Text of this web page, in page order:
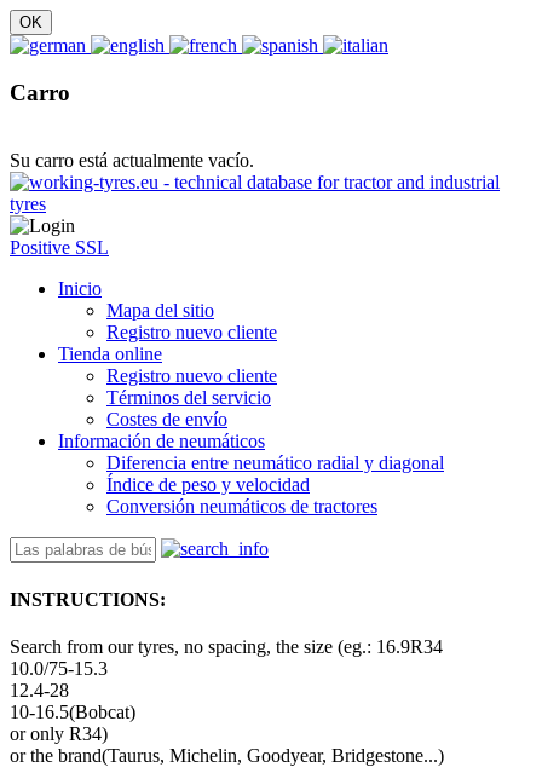
Carro
Su carro está actualmente vacío.
Positive SSL
Inicio
Mapa del sitio
Registro nuevo cliente
Tienda online
Registro nuevo cliente
Términos del servicio
Costes de envío
Información de neumáticos
Diferencia entre neumático radial y diagonal
Índice de peso y velocidad
Conversión neumáticos de tractores
INSTRUCTIONS:
Search from our tyres, no spacing, the size (eg.: 16.9R34
10.0/75-15.3
12.4-28
10-16.5(Bobcat)
or only R34)
or the brand(Taurus, Michelin, Goodyear, Bridgestone...)